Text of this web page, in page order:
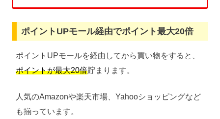
ポイントUPモール経由でポイント最大20倍
ポイントUPモールを経由してから買い物をすると、
ポイントが最大20倍貯まります。
人気のAmazonや楽天市場、Yahooショッピングなど
も揃っています。